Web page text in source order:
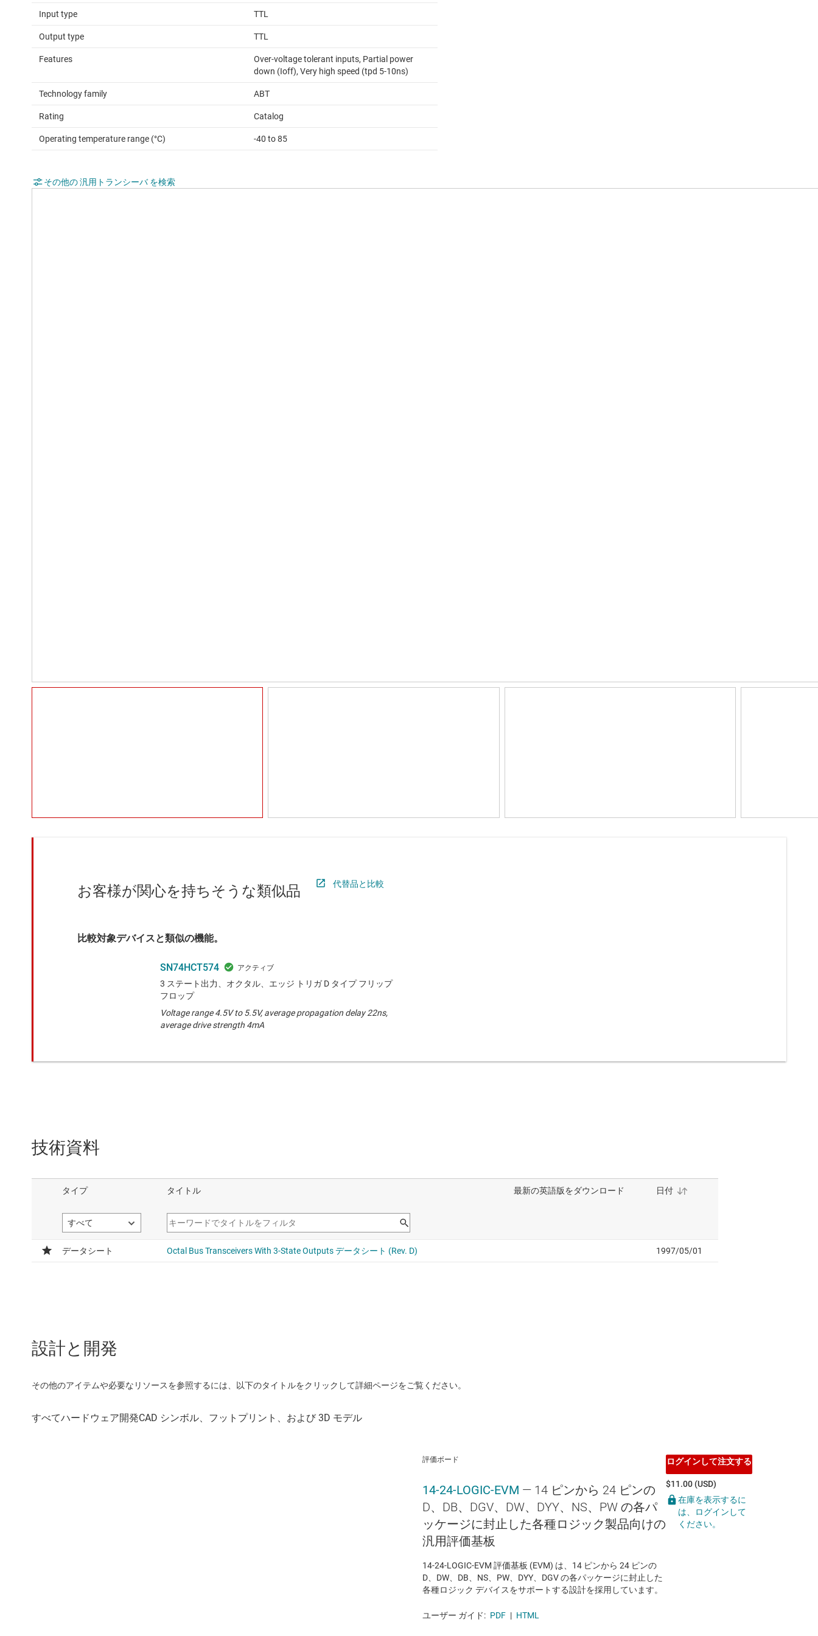
Input type TTL
Output type TTL
Features
Over-voltage tolerant inputs, Partial power
down (Ioff), Very high speed (tpd 5-10ns)
Technology family ABT
Rating Catalog
Operating temperature range (°C) -40 to 85
その他の 汎用トランシーバ を検索
お客様が関心を持ちそうな類似品 代替品と比較
比較対象デバイスと類似の機能。
SN74HCT574
3 ステート出力、オクタル、エッジ トリガ D タイプ フリップ
フロップ
Voltage range 4.5V to 5.5V, average propagation delay 22ns,
average drive strength 4mA
技術資料
設計と開発
その他のアイテムや必要なリソースを参照するには、以下のタイトルをクリックして詳細ページをご覧ください。
評価ボード
14-24-LOGIC-EVM — 14 ピンから 24 ピンの
D、DB、DGV、DW、DYY、NS、PW の各パ
ッケージに封止した各種ロジック製品向けの
汎用評価基板
14-24-LOGIC-EVM 評価基板 (EVM) は、14 ピンから 24 ピンの
D、DW、DB、NS、PW、DYY、DGV の各パッケージに封止した
各種ロジック デバイスをサポートする設計を採用しています。
ユーザー ガイド: PDF | HTML
ログインして注文する
$11.00 (USD)
在庫を表示するに
は、ログインして
ください。